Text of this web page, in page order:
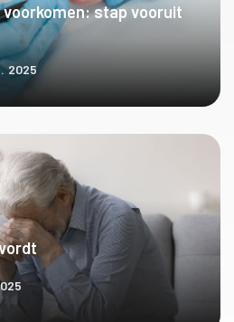
stap vooruit
2025
MEER